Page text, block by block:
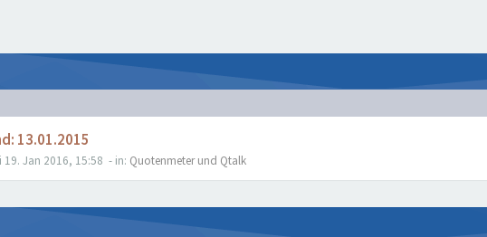
13.01.2015
19. Jan 2016, 15:58 - in: Quotenmeter und Qtalk